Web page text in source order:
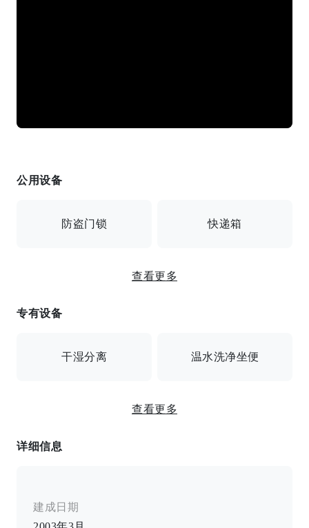
公用设备
防盗门锁 快递箱
查看更多
专有设备
干湿分离 温水洗净坐便
双灶炉/加热马桶座/独立卫生间/空调/所有房间均超过8
查看更多
详细信息
建成日期